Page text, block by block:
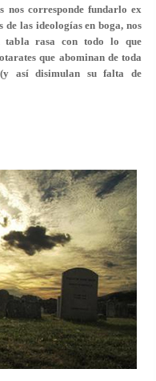
nos corresponde fundarlo ex
de las ideologías en boga, nos
tabla rasa con todo lo que
que abominan de toda
así disimulan su falta de